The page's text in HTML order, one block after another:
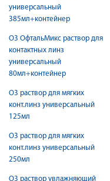
универсальный
385мл+контейнер
О3 ОфтальМикс раствор для
контактных линз
универсальный
80мл+контейнер
О3 раствор для мягких
конт.линз универсальный
125мл
О3 раствор для мягких
конт.линз универсальный
250мл
О3 раствор увлажняющий